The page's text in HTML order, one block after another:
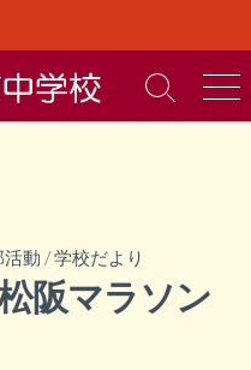
検
索
メ
ニ
活動 /学校だより
阪マラソン